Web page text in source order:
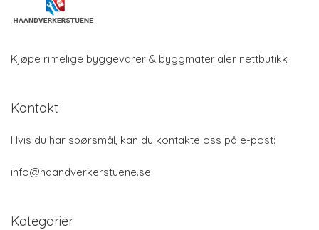
Kjøpe rimelige byggevarer & byggmaterialer nettbutikk
Kontakt
Hvis du har spørsmål, kan du kontakte oss på e-post:
info@haandverkerstuene.se
Kategorier